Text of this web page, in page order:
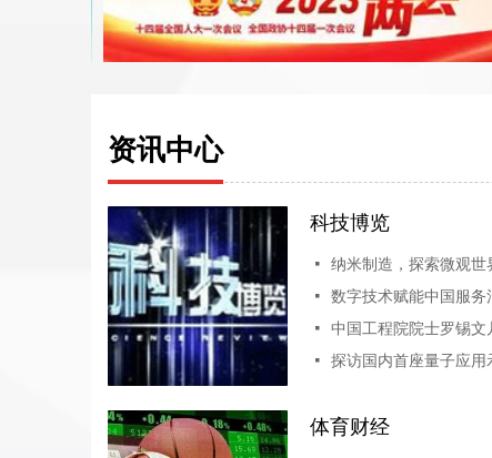
资讯中心
科技博览
넷
纳米制造，探索微观世
넷
数字技术赋能中国服务
넷
넷
体育财经